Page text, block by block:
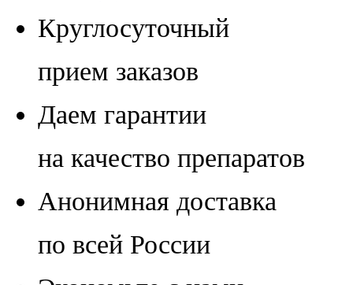
Круглосуточный
прием заказов
Даем гарантии
на качество препаратов
Анонимная доставка
по всей России